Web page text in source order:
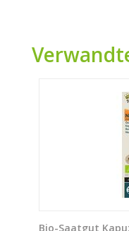
Bio-Saatgut